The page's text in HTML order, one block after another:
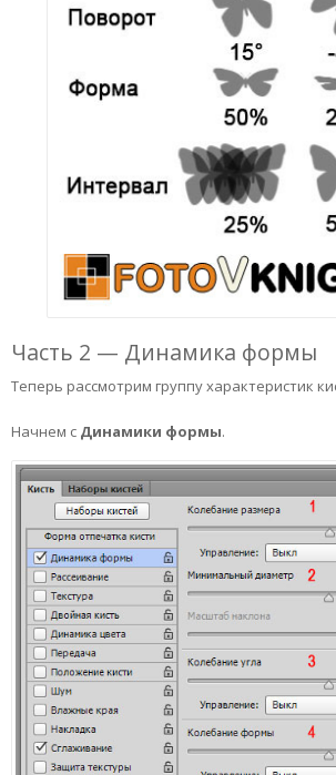
Часть 2 — Динамика формы
Теперь рассмотрим группу характеристик
Начнем с Динамики формы.